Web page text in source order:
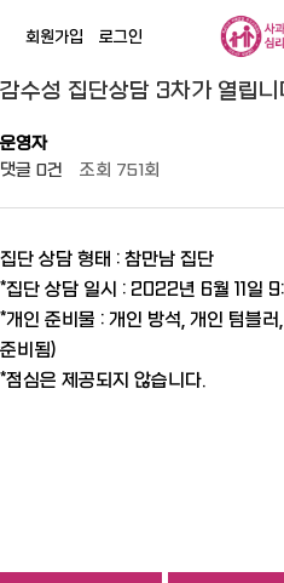
회원가입 로그인
감수성 집단상담 3차가 열립니
운영자
댓글 0건 조회 751회
집단 상담 형태 : 참만남 집단
*집단 상담 일시 : 2022년 6월 11일
*개인 준비물 : 개인 방석, 개인 텀블
준비됨)
*점심은 제공되지 않습니다.